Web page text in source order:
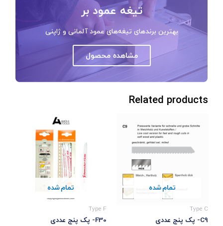
تیغه عمود بر
بهترین برندهای تیغه‌های عمود آلمانی و ژاپنی
مشاهده محصول
Related products
تمام شده
Type C
C9- پک پنج عددی
تمام شده
Type F
F30- پک پنج عددی